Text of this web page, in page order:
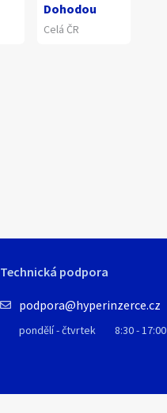
Dohodou
Celá ČR
Technická podpora
podpora@hyperinzerce.cz
pondělí - čtvrtek 8:30 - 17:00